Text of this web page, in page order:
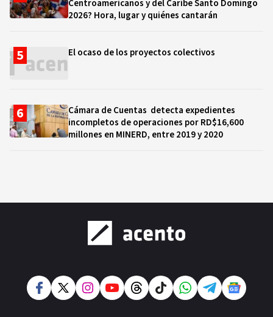
Centroamericanos y del Caribe Santo Domingo
2026? Hora, lugar y quiénes cantarán
El ocaso de los proyectos colectivos
Cámara de Cuentas detecta expedientes
incompletos de operaciones por RD$16,600
millones en MINERD, entre 2019 y 2020